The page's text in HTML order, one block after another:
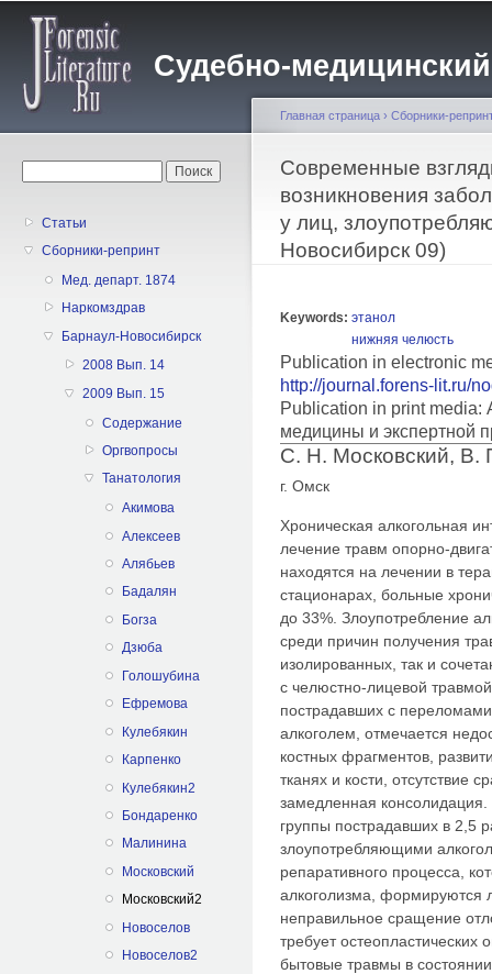
Судебно-
Статьи
Сборники-репринт
Мед. департ. 1874
Наркомздрав
Барнаул-Новосибирск
2008 Вып. 14
2009 Вып. 15
Содержание
Оргвопросы
Танатология
Акимова
Алексеев
Алябьев
Бадалян
Богза
Дзюба
Голошубина
Ефремова
Кулебякин
Карпенко
Кулебякин2
Бондаренко
Малинина
Московский
Московский2
Новоселов
Новоселов2
Вы здесь
Главная страница › Сборники-
Современные
возникновения
у лиц,
Новосибирск 09)
Keywords: этанол
нижняя челюсть
Publication in electronic
http://journal.forens-lit.ru/
Publication in print media:
медицины и экспертной
С. Н. Московский, В.
г. Омск
Хроническая алкогольная
лечение травм опорно-
находятся на лечении в
стационарах, больные
до 33%. Злоупотребление
среди причин полу­чения
изолированных, так и
с челюстно-лицевой
пострадавших с
алкоголем, отмечается
костных фрагментов,
тканях и кости, отсутствие
замедленная
группы пострадавших в 2,5
злоупотребляющими
репаративного процесса,
алкоголизма, форми­руются
неправильное сращение
требует
бытовые травмы в